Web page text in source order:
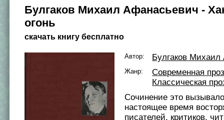
Булгаков Михаил Афанасьевич -
огонь
скачать книгу бесплатно
Автор: Булгаков
Жанр:
Современная
Классическая
Сочинение это
настоящее время
писателей, критиков,